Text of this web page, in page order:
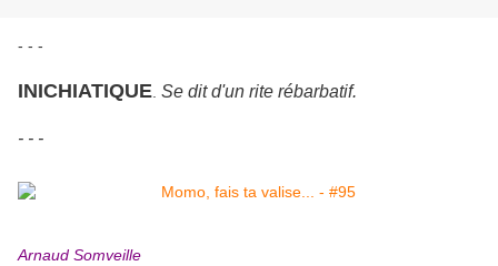
- - -
INICHIATIQUE Se dit d'un rite rébarbatif.
- - -
Arnaud Somveille